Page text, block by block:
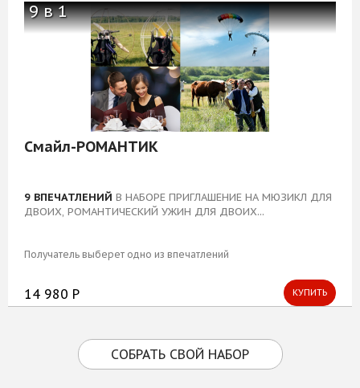
9 в 1
Смайл-РОМАНТИК
9 ВПЕЧАТЛЕНИЙ В НАБОРЕ ПРИГЛАШЕНИЕ НА МЮЗИКЛ ДЛЯ
ДВОИХ, РОМАНТИЧЕСКИЙ УЖИН ДЛЯ ДВОИХ...
Получатель выберет одно из впечатлений
14 980 Р КУПИТЬ
СОБРАТЬ СВОЙ НАБОР